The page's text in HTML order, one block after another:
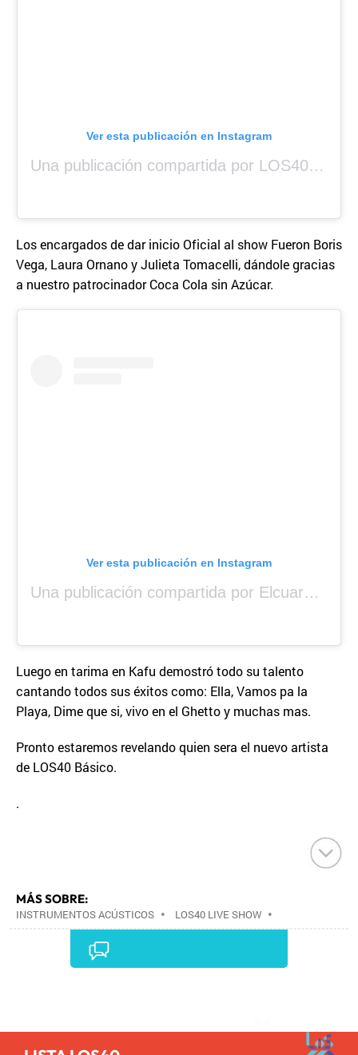
Ver esta publicación en Instagram
Una publicación compartida por LOS40 Panamá (@los40panama)
Los encargados de dar inicio Oficial al show Fueron Boris
Vega, Laura Ornano y Julieta Tomacelli, dándole gracias
a nuestro patrocinador Coca Cola sin Azúcar.
Ver esta publicación en Instagram
Una publicación compartida por Elcuara (@elcuara.25)
Luego en tarima en Kafu demostró todo su talento
cantando todos sus éxitos como: Ella, Vamos pa la
Playa, Dime que si, vivo en el Ghetto y muchas mas.
Pronto estaremos revelando quien sera el nuevo artista
de LOS40 Básico.
.
MÁS SOBRE:
INSTRUMENTOS ACÚSTICOS • LOS40 LIVE SHOW •
CONCIERTOS•LOS40•EVENTOS MUSICALES•
•AGENDA CULTURAL
•PRISA MEDIA•MÚSICA•GRUPO
COMUNICACIÓN•COMUNICACIÓN•